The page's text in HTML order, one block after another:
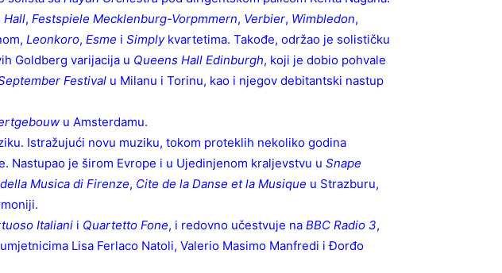
Hall, Festspiele Mecklenburg-Vorpmmern, Verbier, Wimbledon,
Leonkoro, Esme i Simplykvartetima. Takođe, održao je solističku
Goldberg varijacija u Queens Hall Edinburgh, koji je dobio pohvale
Festival u Milanu i Torinu, kao i njegov debitantski nastup
u Amsterdamu.
Istražujući novu muziku, tokom proteklih nekoliko godina
Nastupao je širom Evrope i u Ujedinjenom kraljevstvu u Snape
Musica di Firenze, Cite de la Danse et la Musique u Strazburu,
Italiani i Quartetto Fone, i redovno učestvuje na BBC Radio 3,
Lisa Ferlaco Natoli, Valerio Masimo Manfredi i Đorđo